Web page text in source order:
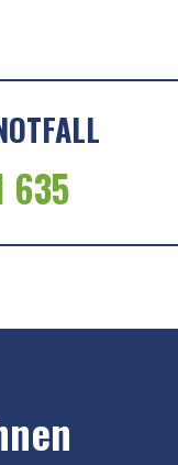
635